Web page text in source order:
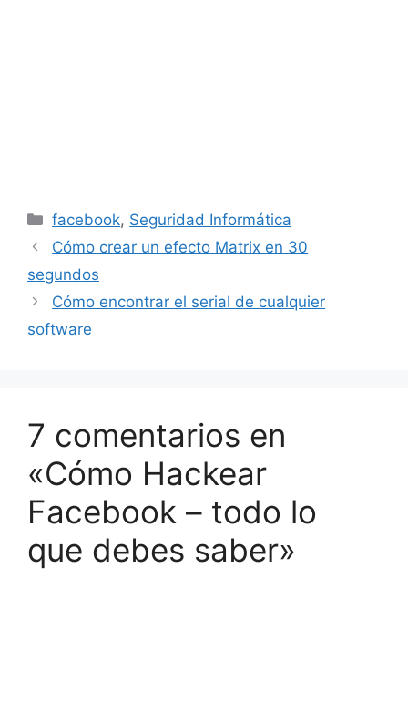
Categorías
facebook, Seguridad Informática
Cómo crear un efecto Matrix en 30
segundos
Cómo encontrar el serial de cualquier
software
7 comentarios en
«Cómo Hackear
Facebook – todo lo
que debes saber»